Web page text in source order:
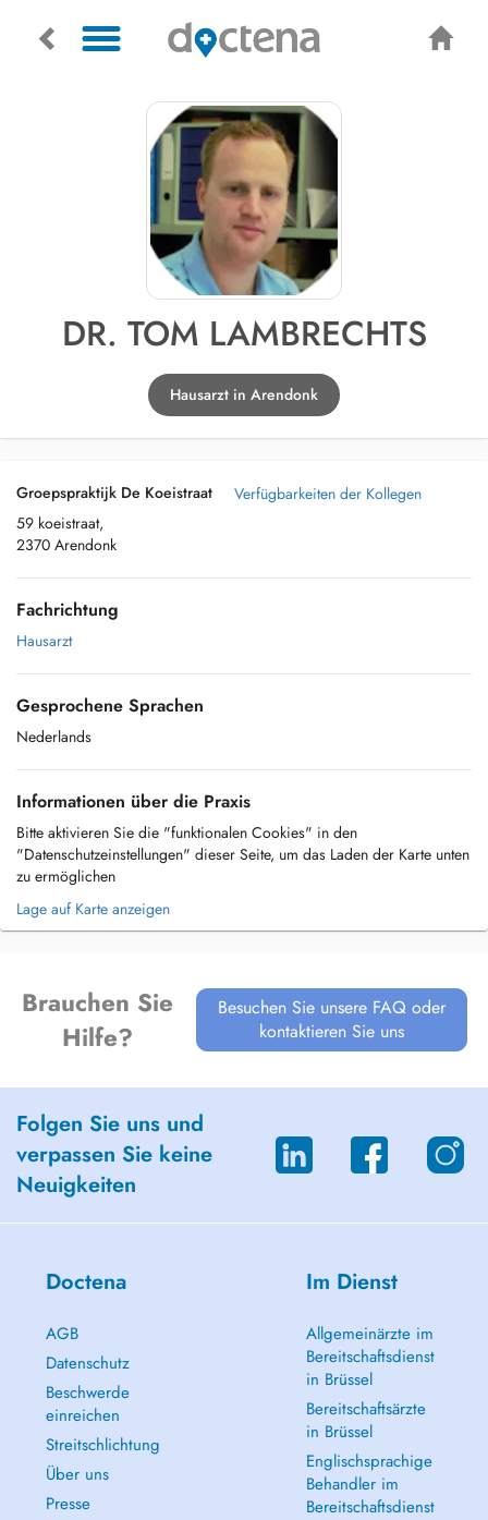
DR. TOM LAMBRECHTS
Hausarzt in Arendonk
Groepspraktijk De Koeistraat
59 koeistraat,
2370 Arendonk
Verfügbarkeiten der Kollegen
Fachrichtung
Hausarzt
Gesprochene Sprachen
Nederlands
Informationen über die Praxis
Bitte aktivieren Sie die "funktionalen Cookies" in den
"Datenschutzeinstellungen" dieser Seite, um das Laden der Karte unten
zu ermöglichen
Lage auf Karte anzeigen
Brauchen Sie
Hilfe?
Besuchen Sie unsere FAQ oder
kontaktieren Sie uns
Folgen Sie uns und
verpassen Sie keine
Neuigkeiten
Doctena
AGB
Datenschutz
Beschwerde
einreichen
Streitschlichtung
Über uns
Presse
Im Dienst
Allgemeinärzte im
Bereitschaftsdienst
in Brüssel
Bereitschaftsärzte
in Brüssel
Englischsprachige
Behandler im
Bereitschaftsdienst